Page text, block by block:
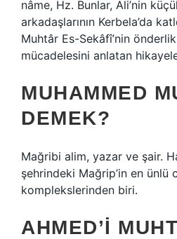
nâme, Hz. Bunlar, Ali’nin
arkadaşlarının Kerbela’da
Muhtâr Es-Sekâfî’nin
mücadelesini anlatan
MUHAMMED
DEMEK?
Mağribi alim, yazar ve şair.
şehrindeki Mağrip’in en ünlü
komplekslerinden biri.
AHMED’I